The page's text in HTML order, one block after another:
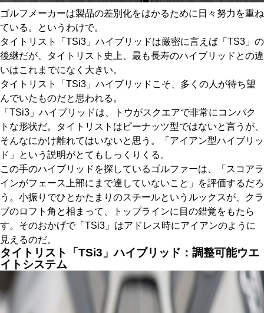
ゴルフメーカーは製品の差別化をはかるために日々努力を重ね
ている。というわけで。
タイトリスト「TSi3」ハイブリッドは厳密に言えば「TS3」の
後継だが、タイトリスト史上、最も長寿のハイブリッドとの違
いはこれまでになく大きい。
タイトリスト「TSi3」ハイブリッドこそ、多くの人が待ち望
んでいたものだと思われる。
「TSi3」ハイブリッドは、トウがスクエアで非常にコンパク
トな形状だ。タイトリストはピーナッツ型ではないと言うが、
そんなにかけ離れてはいないと思う。「アイアン型ハイブリッ
ド」という説明がとてもしっくりくる。
この手のハイブリッドを探しているゴルファーは、「スコアラ
インがフェース上部にまで達していないこと」を評価するだろ
う。小振りでひとかたまりのスチールというルックスが、クラ
ブのロフト角と相まって、トップラインに目の錯覚をもたら
す。そのおかげで「TSi3」はアドレス時にアイアンのように
見えるのだ。
タイトリスト「TSi3」ハイブリッド：調整可能ウエ
イトシステム